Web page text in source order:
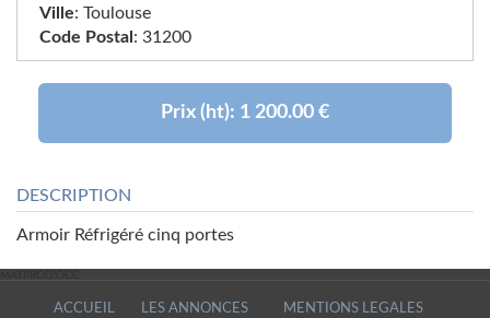
Ville: Toulouse
Code Postal : 31200
Prix (ht): 1 200.00 €
DESCRIPTION
Armoir Réfrigéré cinq portes
ACCUEIL LES ANNONCES MENTIONS LEGALES